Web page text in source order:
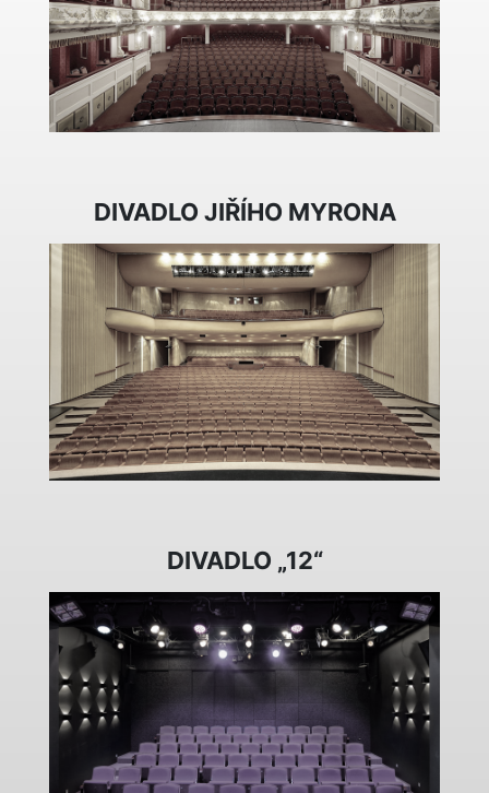
DIVADLO JIŘÍHO MYRONA
DIVADLO „12“